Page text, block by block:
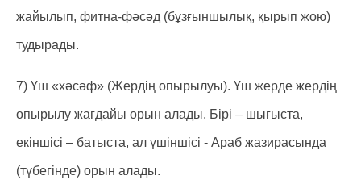
жайылып, фитна-фәсәд (бұзғыншылық, қырып жою)
тудырады.
7) Үш «хәсәф» (Жердің опырылуы). Үш жерде жердің
опырылу жағдайы орын алады. Бірі – шығыста,
екіншісі – батыста, ал үшіншісі - Араб жазирасында
(түбегінде) орын алады.